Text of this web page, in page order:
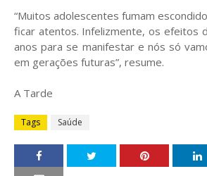
“Muitos adolescentes fumam
ficar atentos. Infelizmente, os efeitos
anos para se manifestar e nós só
em gerações futuras”, resume.
A Tarde
Tags Saúde